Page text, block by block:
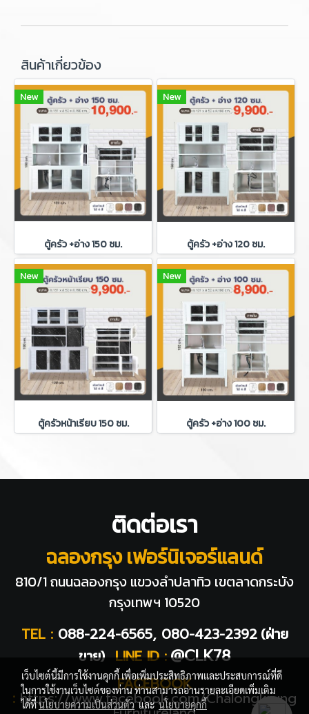
สินค้าเกี่ยวข้อง
New
ตู้ครัว +อ่าง 150 ซม.
New
ตู้ครัว +อ่าง 120 ซม.
New
ตู้ครัวหน้าเรียบ 150 ซม.
New
ตู้ครัว +อ่าง 100 ซม.
ติดต่อเรา
ฉลองกรุง เฟอร์นิเจอร์แลนด์
810/1 ถนนฉลองกรุง แขวงลำปลาทิว เขตลาดกระบัง
กรุงเทพฯ 10520
TEL : 088-224-6565, 080-423-2392 (ฝ่าย
ขาย) LINE ID : @CLK78
FACEBOOK
: https://www.facebook.com/Chalongkrung
เว็บไซต์นี้มีการใช้งานคุกกี้ เพื่อเพิ่มประสิทธิภาพและประสบการณ์ที่ดี
ในการใช้งานเว็บไซต์ของท่าน ท่านสามารถอ่านรายละเอียดเพิ่มเติม
ได้ที่นโยบายความเป็นส่วนตัวและนโยบายคุกกี้